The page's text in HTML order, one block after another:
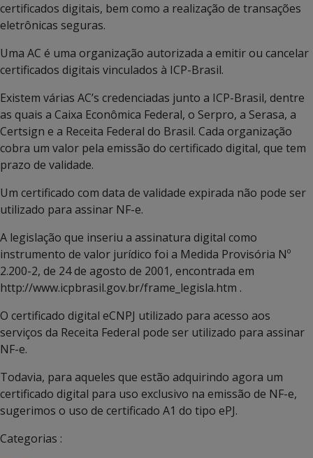
certificados digitais, bem como a realização de transações
eletrônicas seguras.
Uma AC é uma organização autorizada a emitir ou cancelar
certificados digitais vinculados à ICP-Brasil.
Existem várias AC’s credenciadas junto a ICP-Brasil, dentre
as quais a Caixa Econômica Federal, o Serpro, a Serasa, a
Certsign e a Receita Federal do Brasil. Cada organização
cobra um valor pela emissão do certificado digital, que tem
prazo de validade.
Um certificado com data de validade expirada não pode ser
utilizado para assinar NF-e.
A legislação que inseriu a assinatura digital como
instrumento de valor jurídico foi a Medida Provisória Nº
2.200-2, de 24 de agosto de 2001, encontrada em
http://www.icpbrasil.gov.br/frame_legisla.htm .
O certificado digital eCNPJ utilizado para acesso aos
serviços da Receita Federal pode ser utilizado para assinar
NF-e.
Todavia, para aqueles que estão adquirindo agora um
certificado digital para uso exclusivo na emissão de NF-e,
sugerimos o uso de certificado A1 do tipo ePJ.
Categorias :